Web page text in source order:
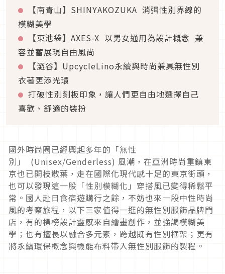
【南青山】 SHINYAKOZUKA 消弭性別界線的
模糊美學
【東池袋】 AXES-X 以男女通用為設計概念 兼
容並蓄展現自由風尚
【澀谷】 UpcycleLino永續與時尚兼具無性別
衣著更添光環
打破性別刻板印象， 讓人們更自由地選擇自己
喜歡、舒適的裝扮
國外時尚圈已經興起多年的「無性
別」 (Unisex/Genderless) 風潮， 在亞洲時尚重鎮東
京也已開枝散葉， 走在國際化現代感十足的東京街頭，
也可以發現這一股「性別模糊化」穿搭風已變得稀鬆平
常。國人赴日食宿遊購行之餘， 不妨也來一段中性時尚
風的考察旅程， 以下三家值得一逛的無性別服飾品牌門
店， 有的標榜設計靈感來自繪畫創作，並強調模糊美
學； 也有擅長以融合多元素，跨越既有性別框架； 更有
將永續環保概念與機能布料帶入無性別服飾的製程。